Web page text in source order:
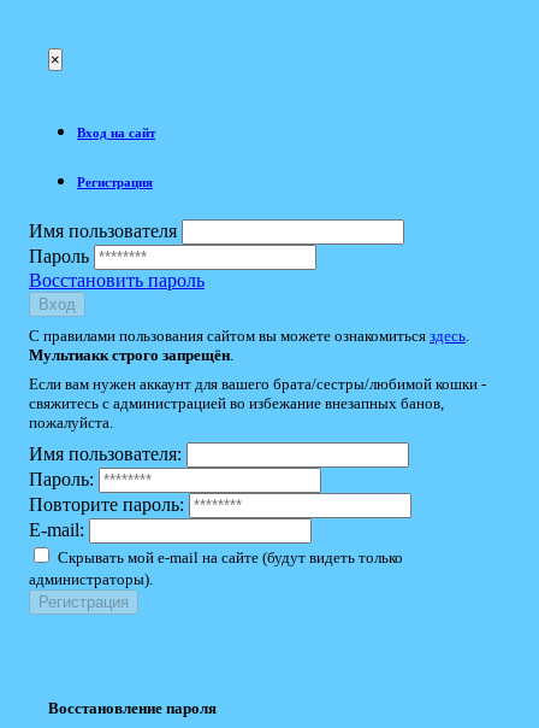
×
Вход на сайт
Регистрация
Имя пользователя
Пароль
Восстановить пароль
Вход
С правилами пользования сайтом вы можете ознакомиться здесь
Мультиакк строго запрещён
Если вам нужен аккаунт для вашего брата/сестры/любимой кошки -
свяжитесь с администрацией во избежание внезапных банов,
пожалуйста.
Имя пользователя:
Пароль:
Повторите пароль:
E-mail:
Скрывать мой e-mail на сайте (будут видеть только
администраторы).
Восстановление пароля